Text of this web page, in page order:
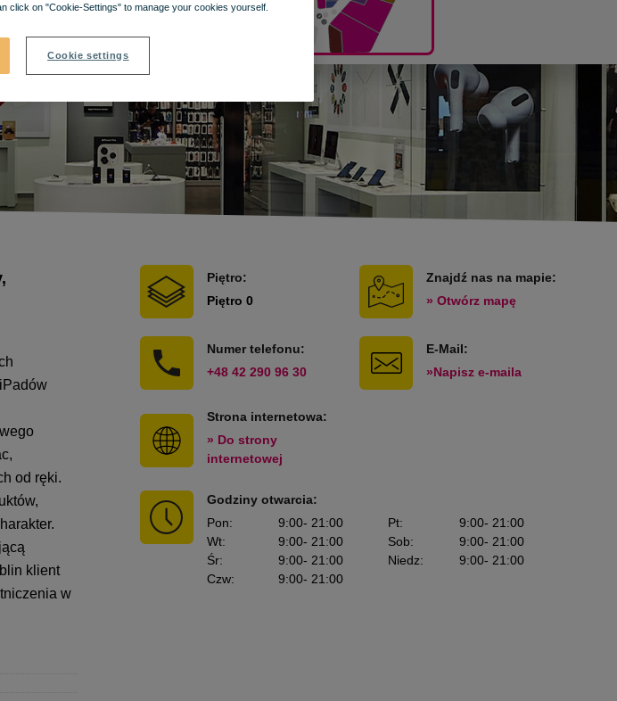
od ręki.
klient
w
Piętro:
Piętro 0
Znajdź nas na mapie:
» Otwórz mapę
Numer telefonu:
+48 42 290 96 30
E-Mail:
»Napisz e-maila
Strona internetowa:
» Do strony
internetowej
Godziny otwarcia:
Pon: 9:00- 21:00
Wt: 9:00- 21:00
Śr: 9:00- 21:00
Czw: 9:00- 21:00
Pt: 9:00- 21:00
Sob: 9:00- 21:00
Niedz: 9:00- 21:00
click on "Cookie-Settings" to manage your cookies yourself.
Cookie settings